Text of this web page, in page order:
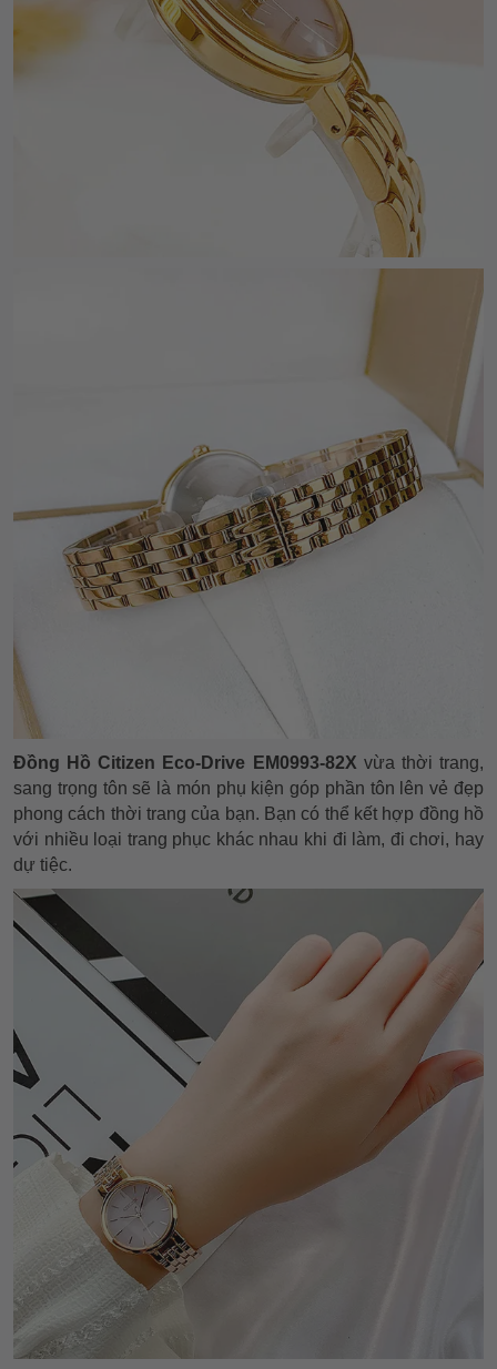
Đồng Hồ Citizen Eco-Drive EM0993-82X vừa thời trang,
sang trọng tôn sẽ là món phụ kiện góp phần tôn lên vẻ đẹp
phong cách thời trang của bạn. Bạn có thể kết hợp đồng hồ
với nhiều loại trang phục khác nhau khi đi làm, đi chơi, hay
dự tiệc.